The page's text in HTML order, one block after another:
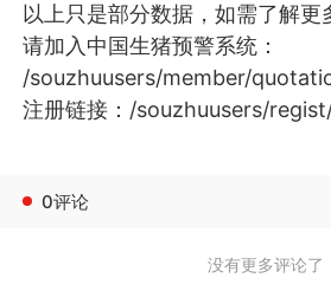
以上只是部分数据，如需了解更
请加入中国生猪预警系统：
/souzhuusers/member/
注册链接： /souzhuusers/
0评论
没有更多评论了